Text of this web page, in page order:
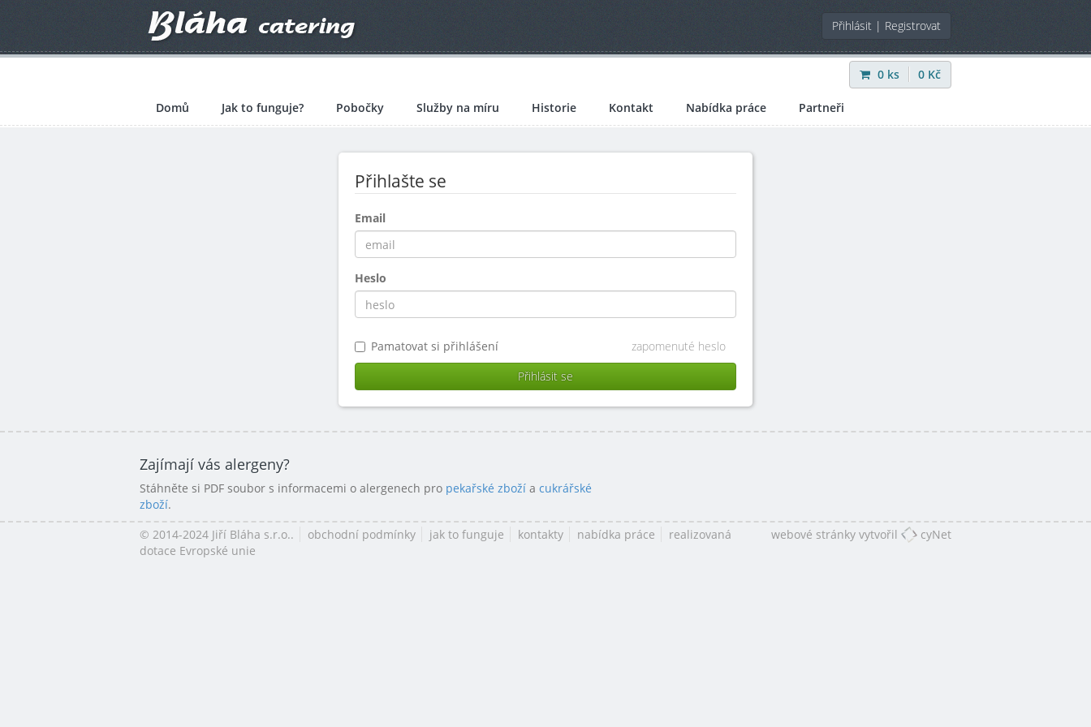
Přihlásit | Registrovat
0 ks 0 Kč
Domů Jak to funguje? Pobočky Služby na míru Historie Kontakt Nabídka práce Partneři
Přihlašte se
Email
Heslo
Pamatovat si přihlášení zapomenuté heslo
Zajímají vás alergeny?
Stáhněte si PDF soubor s informacemi o alergenech pro pekařské zboží a cukrářské
zboží.
© 2014-2024 Jiří Bláha s.r.o..
obchodní podmínky jak to funguje kontakty nabídka práce
realizovaná
dotace Evropské unie
webové stránky vytvořil cyNet